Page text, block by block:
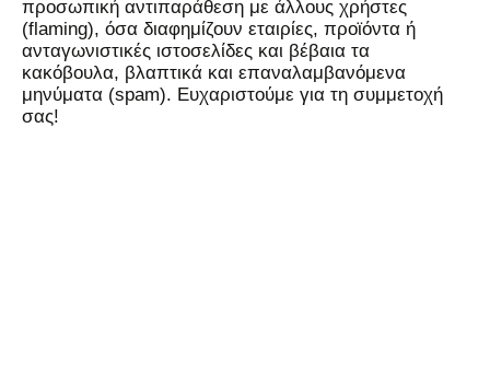
προσωπική αντιπαράθεση με άλλους χρήστες
(flaming), όσα διαφημίζουν εταιρίες, προϊόντα ή
ανταγωνιστικές ιστοσελίδες και βέβαια τα
κακόβουλα, βλαπτικά και επαναλαμβανόμενα
μηνύματα (spam). Ευχαριστούμε για τη συμμετοχή
σας!